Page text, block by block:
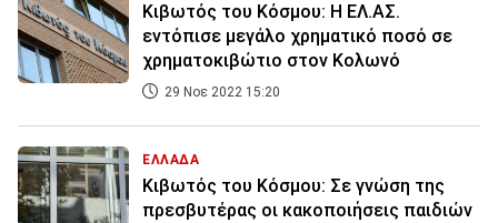
Κιβωτός του Κόσμου: Η ΕΛ.ΑΣ.
εντόπισε μεγάλο χρηματικό ποσό σε
χρηματοκιβώτιο στον Κολωνό
29 Νοε 2022 15:20
ΕΛΛΑΔΑ
Κιβωτός του Κόσμου: Σε γνώση της
πρεσβυτέρας οι κακοποιήσεις παιδιών